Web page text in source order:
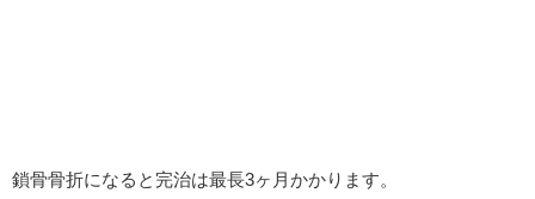
鎖骨骨折になると完治は最長3ヶ月かかります。